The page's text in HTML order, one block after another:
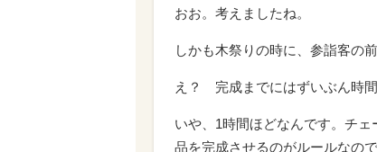
おお。考えましたね。
しかも木祭りの時に、参詣客の
え？ 完成までにはずいぶん時
いや、1時間ほどなんです。チ
品を完成させるのがルールなので